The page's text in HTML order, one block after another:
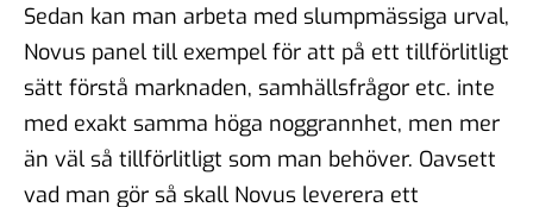
Sedan kan man arbeta med slumpmässiga urval,
Novus panel till exempel för att på ett tillförlitligt
sätt förstå marknaden, samhällsfrågor etc. inte
med exakt samma höga noggrannhet, men mer
än väl så tillförlitligt som man behöver. Oavsett
vad man gör så skall Novus leverera ett